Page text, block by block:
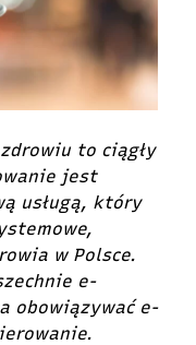
to ciągły
jest
usługą, który
w Polsce.
e-
obowiązywać e-